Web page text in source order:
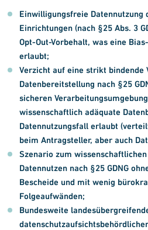
Einwilligungsfreie Datennutzung
Einrichtungen (nach §25 Abs. 3
Opt-Out-Vorbehalt, was eine
erlaubt;
Verzicht auf eine strikt bindende
Datenbereitstellung nach §25
sicheren
wissenschaftlich adäquate
Datennutzungsfall erlaubt
beim Antragsteller, aber auch
Szenario zum
Datennutzen nach §25 GDNG
Bescheide und mit wenig
Folgeaufwänden;
Bundesweite